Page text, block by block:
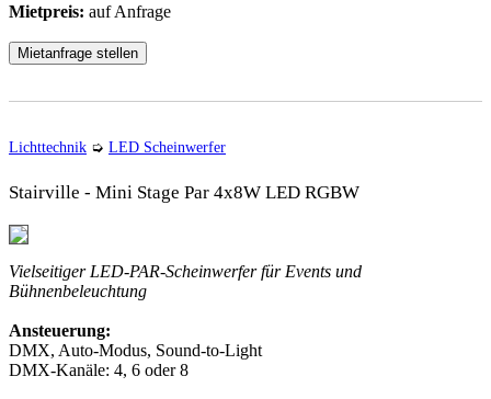
Mietpreis: auf Anfrage
Mietanfrage stellen
Lichttechnik ➭ LED Scheinwerfer
Stairville - Mini Stage Par 4x8W LED RGBW
Vielseitiger LED-PAR-Scheinwerfer für Events und
Bühnenbeleuchtung
Ansteuerung:
DMX, Auto-Modus, Sound-to-Light
DMX-Kanäle: 4, 6 oder 8